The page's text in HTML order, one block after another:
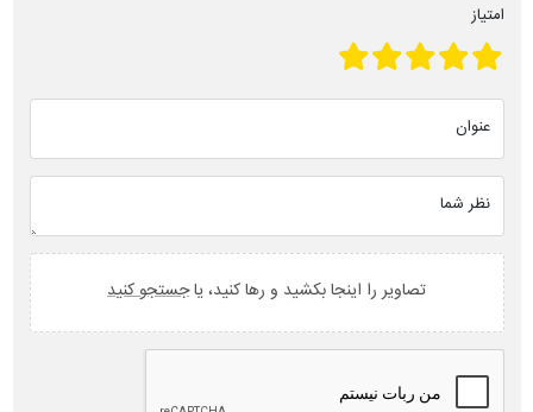
امتیاز
عنوان
نظر شما
تصاویر را اینجا بکشید و رها کنید، یاجستجو کنید